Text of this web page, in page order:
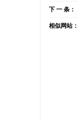
下 一 条：
相似网站：